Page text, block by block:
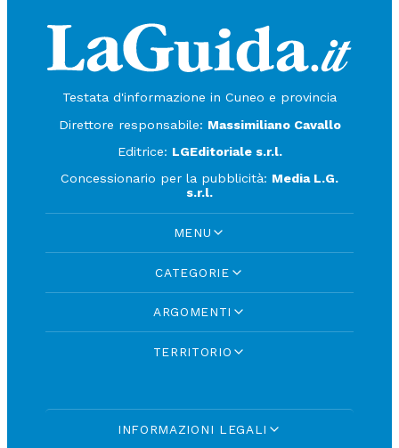
Testata d'informazione in Cuneo e provincia
Direttore responsabile: Massimiliano Cavallo
Editrice: LGEditoriale s.r.l.
Concessionario per la pubblicità: Media L.G.
s.r.l.
MENU
CATEGORIE
ARGOMENTI
TERRITORIO
INFORMAZIONI LEGALI